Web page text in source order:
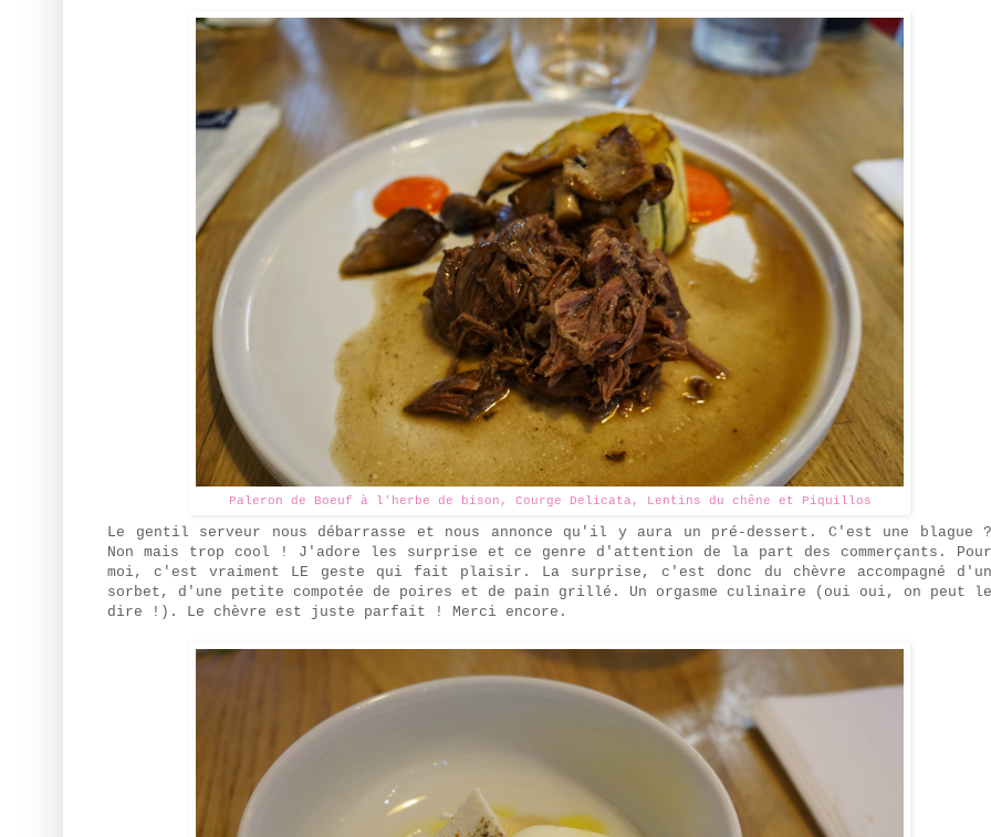
Paleron de Boeuf à l'herbe de bison, Courge Delicata, Lentins du chêne et Piquillos
Le gentil serveur nous débarrasse et nous annonce qu'il y aura un pré-dessert. C'est une blague ?
Non mais trop cool ! J'adore les surprise et ce genre d'attention de la part des commerçants. Pour
moi, c'est vraiment LE geste qui fait plaisir. La surprise, c'est donc du chèvre accompagné d'un
sorbet, d'une petite compotée de poires et de pain grillé. Un orgasme culinaire (oui oui, on peut le
dire !). Le chèvre est juste parfait ! Merci encore.